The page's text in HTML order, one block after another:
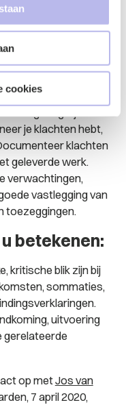
cookies
en toetsing aan
van een derde.
aan de
Dat heeft
aan de software
je klachten hebt,
klachten
geleverde werk.
verwachtingen,
vastlegging van
toezeggingen.
betekenen:
kritische blik zijn bij
sommaties,
uitvoering
gerelateerde
op metJos van
7 april 2020,